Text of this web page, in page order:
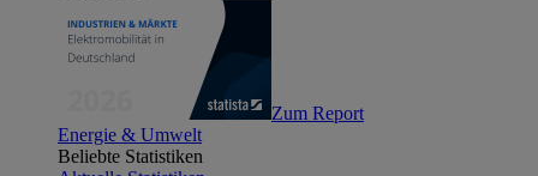
Zum Report
Energie & Umwelt
Beliebte Statistiken